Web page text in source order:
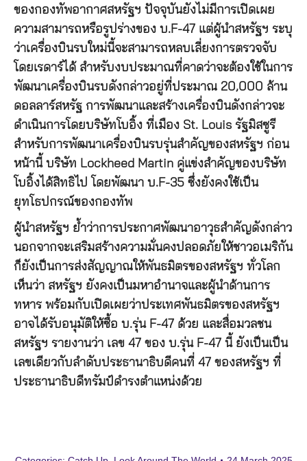
ของกองทัพอากาศสหรัฐฯ ปัจจุบันยังไม่มีการเปิดเผย
ความสามารถหรือรูปร่างของ บ.F-47 แต่ผู้นำสหรัฐฯ ระบุ
ว่าเครื่องบินรบใหม่นี้จะสามารถหลบเลี่ยงการตรวจจับ
โดยเรดาร์ได้ สำหรับงบประมาณที่คาดว่าจะต้องใช้ในการ
พัฒนาเครื่องบินรบดังกล่าวอยู่ที่ประมาณ 20,000 ล้าน
ดอลลาร์สหรัฐ การพัฒนาและสร้างเครื่องบินดังกล่าวจะ
ดำเนินการโดยบริษัทโบอิ้ง ที่เมือง St. Louis รัฐมิสซูรี
สำหรับการพัฒนาเครื่องบินรบรุ่นสำคัญของสหรัฐฯ ก่อน
หน้านี้ บริษัท Lockheed Martin คู่แข่งสำคัญของบริษัท
โบอิ้งได้สิทธิไป โดยพัฒนา บ.F-35 ซึ่งยังคงใช้เป็น
ยุทโธปกรณ์ของกองทัพ
ผู้นำสหรัฐฯ ย้ำว่าการประกาศพัฒนาอาวุธสำคัญดังกล่าว
นอกจากจะเสริมสร้างความมั่นคงปลอดภัยให้ชาวอเมริกัน
ก็ยังเป็นการส่งสัญญาณให้พันธมิตรของสหรัฐฯ ทั่วโลก
เห็นว่า สหรัฐฯ ยังคงเป็นมหาอำนาจและผู้นำด้านการ
ทหาร พร้อมกับเปิดเผยว่าประเทศพันธมิตรของสหรัฐฯ
อาจได้รับอนุมัติให้ซื้อ บ.รุ่น F-47 ด้วย และสื่อมวลชน
สหรัฐฯ รายงานว่า เลข 47 ของ บ.รุ่น F-47 นี้ ยังเป็นเป็น
เลขเดียวกับลำดับประธานาธิบดีคนที่ 47 ของสหรัฐฯ ที่
ประธานาธิบดีทรัมป์ดำรงตำแหน่งด้วย